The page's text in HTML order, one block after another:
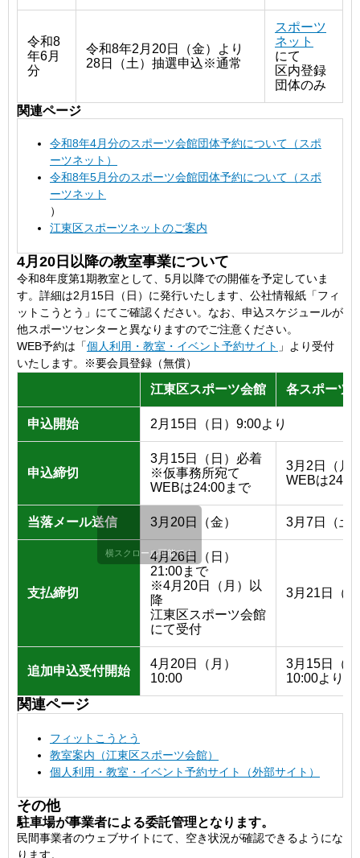
令和8
年6月
分
令和8年2月20日（金）より
28日（土）抽選申込※通常
スポーツ
ネット
にて
区内登録
団体のみ
概要
関連ページ
令和8年4月分のスポーツ会館団体予約について（スポ
ーツネット）
令和8年5月分のスポーツ会館団体予約について（スポ
ーツネット
）
江東区スポーツネットのご案内
4月20日以降の教室事業について
令和8年度第1期教室として、5月以降での開催を予定していま
す。詳細は2月15日（日）に発行いたします、公社情報紙「フィ
ットこうとう」にてご確認ください。なお、申込スケジュールが
他スポーツセンターと異なりますのでご注意ください。
WEB予約は「個人利用・教室・イベント予約サイト 」より受付
いたします。※要会員登録（無償）
江東区スポーツ会館 各スポーツ
申込開始 2月15日（日）9:00より
申込締切
3月15日（日）必着
※仮事務所宛て
WEBは24:00まで
3月2日（月
WEBは
当落メール送信 3月20日（金） 3月7日（土
支払締切
4月26日（日）
21:00まで
※4月20日（月）以
降
江東区スポーツ会館
にて受付
3月21日（
追加申込受付開始
4月20日（月）
10:00
3月15日（
10:00より
申込み概要
横スクロール可能です
関連ページ
フィットこうとう
教室案内（江東区スポーツ会館）
個人利用・教室・イベント予約サイト（外部サイト）
その他
駐車場が事業者による委託管理となります。
民間事業者のウェブサイトにて、空き状況が確認できるようにな
ります。